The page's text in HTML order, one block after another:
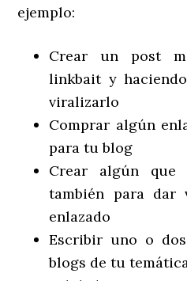
ejemplo:
Crear un post
linkbait y
viralizarlo
Comprar algún
para tu blog
Crear algún que
también para dar
enlazado
Escribir uno o
blogs de tu